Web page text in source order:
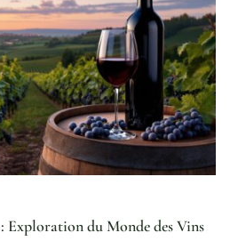
Exploration du Monde des Vins